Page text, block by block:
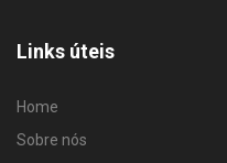
Links úteis
Home
Sobre nós